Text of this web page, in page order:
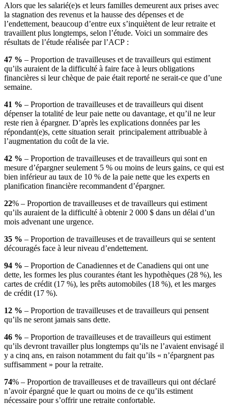
Alors que les salarié(e)s et leurs familles demeurent aux prises avec
la stagnation des revenus et la hausse des dépenses et de
l’endettement, beaucoup d’entre eux s’inquiètent de leur retraite et
travaillent plus longtemps, selon l’étude. Voici un sommaire des
résultats de l’étude réalisée par l’ACP :
47 % – Proportion de travailleuses et de travailleurs qui estiment
qu’ils auraient de la difficulté à faire face à leurs obligations
financières si leur chèque de paie était reporté ne serait-ce que d’une
semaine.
41 % – Proportion de travailleuses et de travailleurs qui disent
dépenser la totalité de leur paie nette ou davantage, et qu’il ne leur
reste rien à épargner. D’après les explications données par les
répondant(e)s, cette situation serait principalement attribuable à
l’augmentation du coût de la vie.
42 % – Proportion de travailleuses et de travailleurs qui sont en
mesure d’épargner seulement 5 % ou moins de leurs gains, ce qui est
bien inférieur au taux de 10 % de la paie nette que les experts en
planification financière recommandent d’épargner.
22% – Proportion de travailleuses et de travailleurs qui estiment
qu’ils auraient de la difficulté à obtenir 2 000 $ dans un délai d’un
mois advenant une urgence.
35 % – Proportion de travailleuses et de travailleurs qui se sentent
découragés face à leur niveau d’endettement.
94 % – Proportion de Canadiennes et de Canadiens qui ont une
dette, les formes les plus courantes étant les hypothèques (28 %), les
cartes de crédit (17 %), les prêts automobiles (18 %), et les marges
de crédit (17 %).
12 % – Proportion de travailleuses et de travailleurs qui pensent
qu’ils ne seront jamais sans dette.
46 % – Proportion de travailleuses et de travailleurs qui estiment
qu’ils devront travailler plus longtemps qu’ils ne l’avaient envisagé il
y a cinq ans, en raison notamment du fait qu’ils « n’épargnent pas
suffisamment » pour la retraite.
74% – Proportion de travailleuses et de travailleurs qui ont déclaré
n’avoir épargné que le quart ou moins de ce qu’ils estiment
nécessaire pour s’offrir une retraite confortable.